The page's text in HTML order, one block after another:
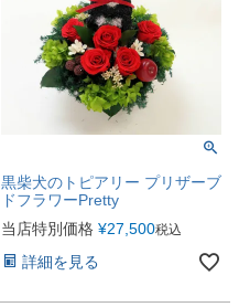
黒柴犬のトピアリー プリザーブ
ドフラワーPretty
当店特別価格 ¥27,500税込
詳細を見る